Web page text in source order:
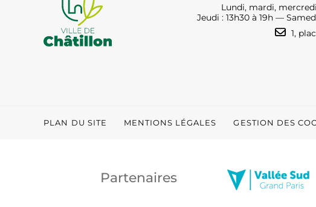
Lundi, mardi,
Jeudi : 13h30 à 19h —
1,
PLAN DU SITE MENTIONS LÉGALES GESTION DES
Partenaires